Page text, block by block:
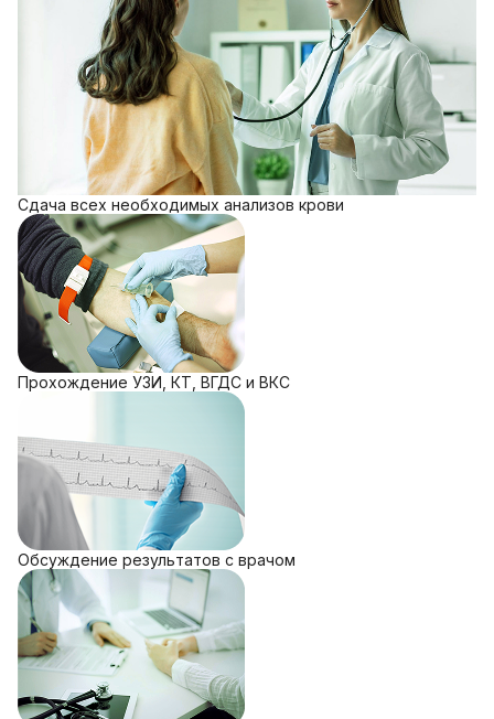
Сдача всех необходимых анализов крови
Прохождение УЗИ, КТ, ВГДС и ВКС
Обсуждение результатов с врачом